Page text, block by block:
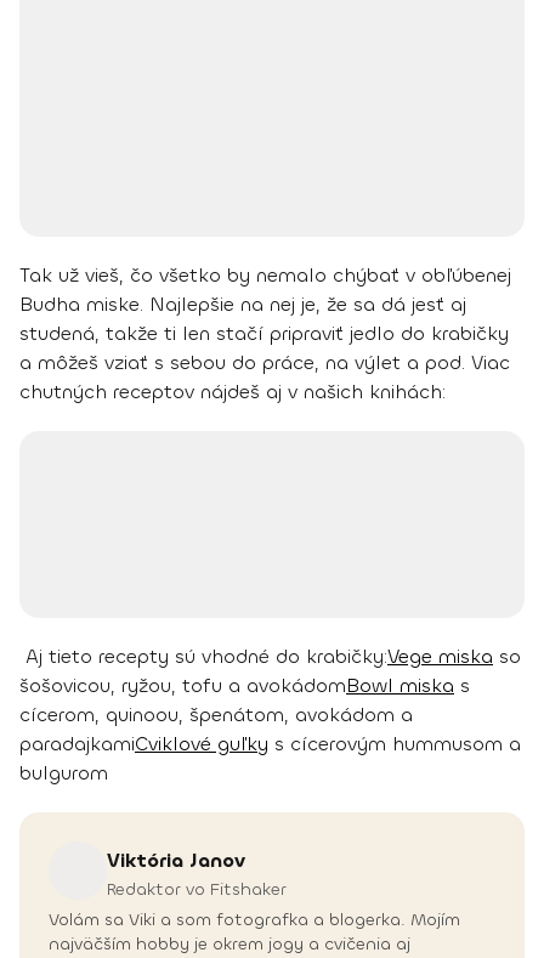
Tak už vieš, čo všetko by nemalo chýbať v obľúbenej
Budha miske. Najlepšie na nej je, že sa dá jesť aj
studená, takže ti len stačí pripraviť jedlo do krabičky
a môžeš vziať s sebou do práce, na výlet a pod. Viac
chutných receptov nájdeš aj v našich knihách:
Aj tieto recepty sú vhodné do krabičky:Vege miska so
šošovicou, ryžou, tofu a avokádomBowl miska s
cícerom, quinoou, špenátom, avokádom a
paradajkamiCviklové guľky s cícerovým hummusom a
bulgurom
Viktória Janov
Redaktor vo Fitshaker
Volám sa Viki a som fotografka a blogerka. Mojím
najväčším hobby je okrem jogy a cvičenia aj